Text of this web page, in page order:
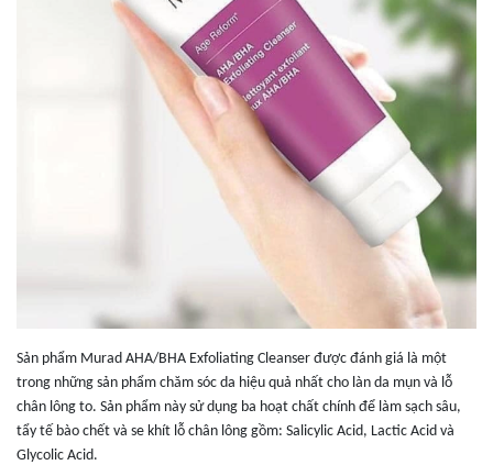
Sản phẩm Murad AHA/BHA Exfoliating Cleanser được đánh giá là một
trong những sản phẩm chăm sóc da hiệu quả nhất cho làn da mụn và lỗ
chân lông to. Sản phẩm này sử dụng ba hoạt chất chính để làm sạch sâu,
tẩy tế bào chết và se khít lỗ chân lông gồm: Salicylic Acid, Lactic Acid và
Glycolic Acid.